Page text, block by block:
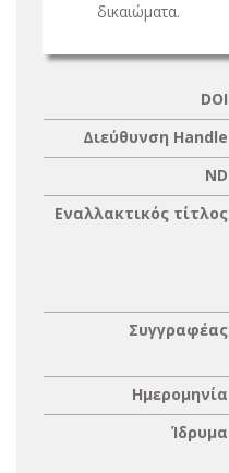
δικαιώματα.
DOI
Διεύθυνση Handle
ND
Εναλλακτικός τίτλος
Συγγραφέας
Ημερομηνία
Ίδρυμα